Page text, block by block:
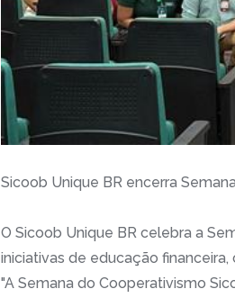
Sicoob Unique BR encerra
O Sicoob Unique BR celebra a
iniciativas de educação
"A Semana do Cooperativismo